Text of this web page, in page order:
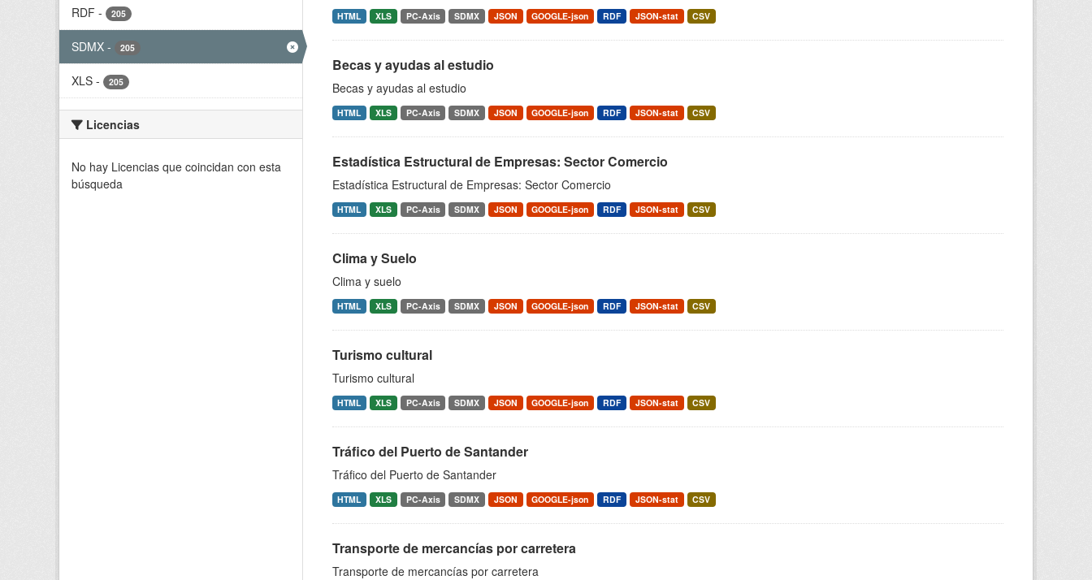
RDF - 205
SDMX - 205
XLS - 205
Licencias
No hay Licencias que coincidan con esta
búsqueda
HTML XLS PC-Axis SDMX JSON GOOGLE-json RDF JSON-stat CSV
Becas y ayudas al estudio
Becas y ayudas al estudio
HTML XLS PC-Axis SDMX JSON GOOGLE-json RDF JSON-stat CSV
Estadística Estructural de Empresas: Sector Comercio
Estadística Estructural de Empresas: Sector Comercio
HTML XLS PC-Axis SDMX JSON GOOGLE-json RDF JSON-stat CSV
Clima y Suelo
Clima y suelo
HTML XLS PC-Axis SDMX JSON GOOGLE-json RDF JSON-stat CSV
Turismo cultural
Turismo cultural
HTML XLS PC-Axis SDMX JSON GOOGLE-json RDF JSON-stat CSV
Tráfico del Puerto de Santander
Tráfico del Puerto de Santander
HTML XLS PC-Axis SDMX JSON GOOGLE-json RDF JSON-stat CSV
Transporte de mercancías por carretera
Transporte de mercancías por carretera